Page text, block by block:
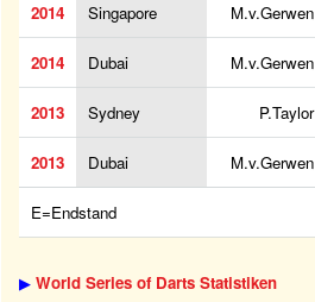
2014 Singapore M.v.Gerwen
2014 Dubai M.v.Gerwen
2013 Sydney P.Taylor
2013 Dubai M.v.Gerwen
E=Endstand
▶ World Series of Darts Statistiken